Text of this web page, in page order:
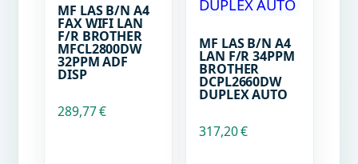
MF LAS B/N A4
FAX WIFI LAN
F/R BROTHER
MFCL2800DW
32PPM ADF
DISP
289,77€
MF LAS B/N A4
LAN F/R 34PPM
BROTHER
DCPL2660DW
DUPLEX AUTO
317,20€